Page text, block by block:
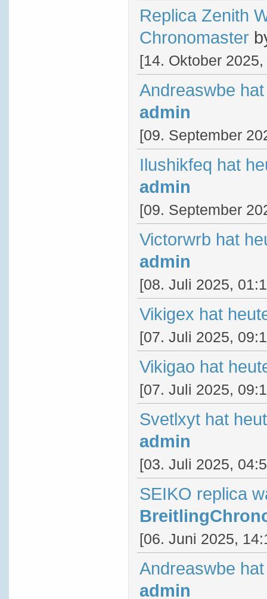
Replica Zenith
Chronomaster
[14. Oktober
Andreaswbe
admin
[09. September
Ilushikfeq hat
admin
[09. September
Victorwrb hat
admin
[08. Juli 2025,
Vikigex hat
[07. Juli 2025,
Vikigao hat
[07. Juli 2025,
Svetlxyt hat
admin
[03. Juli 2025,
SEIKO replica
[06. Juni 2025,
Andreaswbe
admin